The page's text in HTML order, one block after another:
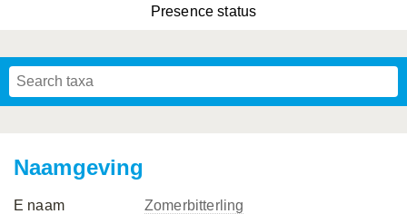
Presence status
Naamgeving
E naam Zomerbitterling